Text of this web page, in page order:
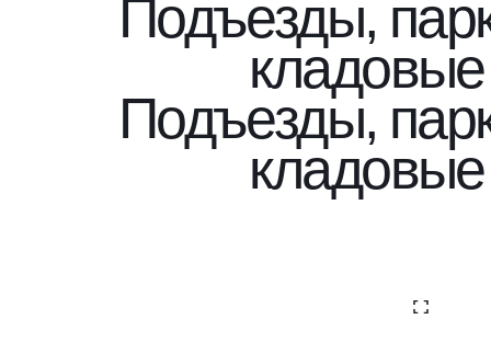
Подъезды,
кладовые
Подъезды,
кладовые